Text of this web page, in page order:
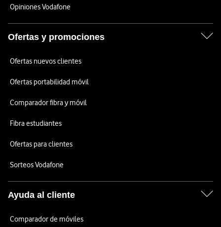
Opiniones Vodafone
Ofertas y promociones
Ofertas nuevos clientes
Ofertas portabilidad móvil
Comparador fibra y móvil
Fibra estudiantes
Ofertas para clientes
Sorteos Vodafone
Ayuda al cliente
Comparador de móviles